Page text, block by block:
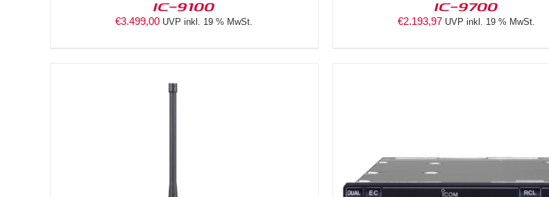
IC-9100
€3.499,00 UVP inkl. 19 % MwSt.
IC-9700
€2.193,97 UVP inkl. 19 % MwSt.